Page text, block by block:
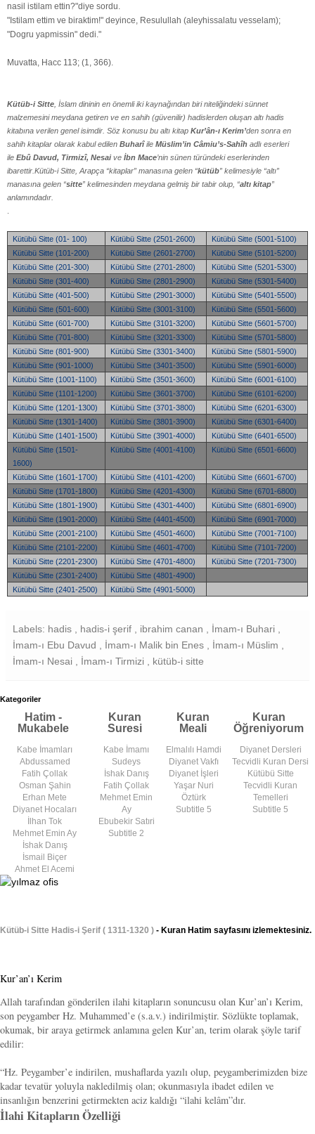
nasil istilam ettin?"diye sordu.
"Istilam ettim ve biraktim!" deyince, Resulullah (aleyhissalatu vesselam);
"Dogru yapmissin" dedi."
Muvatta, Hacc 113; (1, 366).
Kütüb-i Sitte , İslam dininin en önemli iki kaynağından biri niteliğindeki sünnet
malzemesini meydana getiren ve en sahih (güvenilir) hadislerden oluşan altı hadis
kitabına verilen genel isimdir. Söz konusu bu altı kitap Kur’ân-ı Kerim’den sonra en
sahih kitaplar olarak kabul edilen Buharîile Müslim’in Câmiu’s-Sahîh adlı eserleri
ile Ebû Davud, Tirmizî, Nesaive İbn Mace’nin sünen türündeki eserlerinden
ibarettir.Kütüb-i Sitte, Arapça “kitaplar” manasına gelen “kütüb” kelimesiyle “altı”
manasına gelen “sitte” kelimesinden meydana gelmiş bir tabir olup, “altı kitap”
anlamındadır.
Kütübü Sitte (01- 100) Kütübü Sitte (2501-2600)
Kütübü Sitte (5001-5100)
Kütübü Sitte (101-200)
Kütübü Sitte (2601-2700)
Kütübü Sitte (5101-5200)
Kütübü Sitte (201-300)
Kütübü Sitte (2701-2800)
Kütübü Sitte (5201-5300)
Kütübü Sitte (301-400)
Kütübü Sitte (2801-2900)
Kütübü Sitte (5301-5400)
Kütübü Sitte (401-500)
Kütübü Sitte (2901-3000)
Kütübü Sitte (5401-5500)
Kütübü Sitte (501-600)
Kütübü Sitte (3001-3100)
Kütübü Sitte (5501-5600)
Kütübü Sitte (601-700)
Kütübü Sitte (3101-3200)
Kütübü Sitte (5601-5700)
Kütübü Sitte (701-800)
Kütübü Sitte (3201-3300)
Kütübü Sitte (5701-5800)
Kütübü Sitte (801-900)
Kütübü Sitte (3301-3400)
Kütübü Sitte (5801-5900)
Kütübü Sitte (901-1000)
Kütübü Sitte (3401-3500)
Kütübü Sitte (5901-6000)
Kütübü Sitte (1001-1100)
Kütübü Sitte (3501-3600)
Kütübü Sitte (6001-6100)
Kütübü Sitte (1101-1200)
Kütübü Sitte (3601-3700)
Kütübü Sitte (6101-6200)
Kütübü Sitte (1201-1300)
Kütübü Sitte (3701-3800)
Kütübü Sitte (6201-6300)
Kütübü Sitte (1301-1400)
Kütübü Sitte (3801-3900)
Kütübü Sitte (6301-6400)
Kütübü Sitte (1401-1500)
Kütübü Sitte (3901-4000)
Kütübü Sitte (6401-6500)
Kütübü Sitte (1501-
1600)
Kütübü Sitte (4001-4100) Kütübü Sitte (6501-6600)
Kütübü Sitte (1601-1700) Kütübü Sitte (4101-4200)
Kütübü Sitte (6601-6700)
Kütübü Sitte (1701-1800)
Kütübü Sitte (4201-4300)
Kütübü Sitte (6701-6800)
Kütübü Sitte (1801-1900)
Kütübü Sitte (4301-4400)
Kütübü Sitte (6801-6900)
Kütübü Sitte (1901-2000)
Kütübü Sitte (4401-4500)
Kütübü Sitte (6901-7000)
Kütübü Sitte (2001-2100)
Kütübü Sitte (4501-4600)
Kütübü Sitte (7001-7100)
Kütübü Sitte (2101-2200)
Kütübü Sitte (4601-4700)
Kütübü Sitte (7101-7200)
Kütübü Sitte (2201-2300)
Kütübü Sitte (4701-4800)
Kütübü Sitte (7201-7300)
Kütübü Sitte (2301-2400)
Kütübü Sitte (4801-4900)
Kütübü Sitte (2401-2500)
Kütübü Sitte (4901-5000)
Labels: hadis , hadis-i şerif , ibrahim canan , İmam-ı Buhari ,
İmam-ı Ebu Davud , İmam-ı Malik bin Enes , İmam-ı Müslim ,
İmam-ı Nesai , İmam-ı Tirmizi , kütüb-i sitte
Kategoriler
Hatim -
Mukabele
Kuran
Suresi
Kuran
Meali
Kuran
Öğreniyorum
Kabe İmamları
Abdussamed
Fatih Çollak
Osman Şahin
Erhan Mete
Diyanet Hocaları
İlhan Tok
Mehmet Emin Ay
İshak Danış
İsmail Biçer
Ahmet El Acemi
Kabe İmamı
Sudeys
İshak Danış
Fatih Çollak
Mehmet Emin
Ay
Ebubekir Satıri
Subtitle 2
Elmalılı Hamdi
Diyanet Vakfı
Diyanet İşleri
Yaşar Nuri
Öztürk
Subtitle 5
Diyanet Dersleri
Tecvidli Kuran Dersi
Kütübü Sitte
Tecvidli Kuran
Temelleri
Subtitle 5
Kütüb-i Sitte Hadis-i Şerif ( 1311-1320 ) - Kuran Hatim sayfasını izlemektesiniz.
Kur’an’ı Kerim
Allah tarafından gönderilen ilahi kitapların sonuncusu olan Kur’an’ı Kerim,
son peygamber Hz. Muhammed’e (s.a.v.) indirilmiştir. Sözlükte toplamak,
okumak, bir araya getirmek anlamına gelen Kur’an, terim olarak şöyle tarif
edilir:
“Hz. Peygamber’e indirilen, mushaflarda yazılı olup, peygamberimizden bize
kadar tevatür yoluyla nakledilmiş olan; okunmasıyla ibadet edilen ve
insanlığın benzerini getirmekten aciz kaldığı “ilahi kelâm”dır.
İlahi Kitapların Özelliği